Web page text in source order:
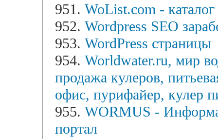
951. WoList.com -
952. Wordpress SEO
953. WordPress страницы
954. Worldwater.ru, мир
продажа кулеров,
офис, пурифайер, кулер
955. WORMUS -
портал